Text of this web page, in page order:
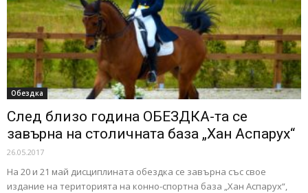
Обездка
След близо година ОБЕЗДКА-та се
завърна на столичната база „Хан Аспарух“
26.05.2017
На 20 и 21 май дисциплината обездка се завърна със свое
издание на територията на конно-спортна база „Хан Аспарух“,